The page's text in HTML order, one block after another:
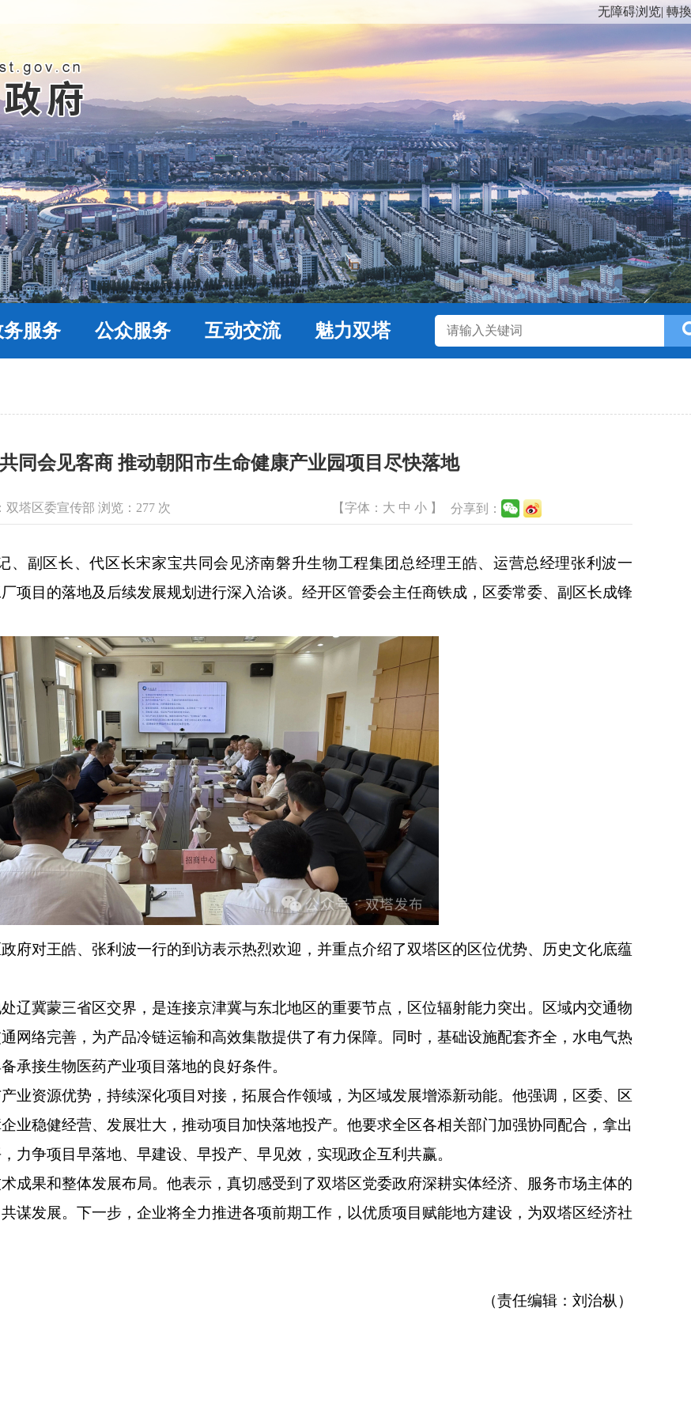
无障碍浏览| 轉
务服务 公众服务 互动交流 魅力双塔
同会见客商 推动朝阳市生命健康产业园项目尽快落地
双塔区委宣传部 浏览： 277 次 【字体： 大 中 小 】 分享到：
副区长、代区长宋家宝共同会见济南磐升生物工程集团总经理王皓、运营总经理张利波一
项目的落地及后续发展规划进行深入洽谈。经开区管委会主任商铁成，区委常委、副区长成锋
对王皓、张利波一行的到访表示热烈欢迎，并重点介绍了双塔区的区位优势、历史文化底蕴
冀蒙三省区交界，是连接京津冀与东北地区的重要节点，区位辐射能力突出。区域内交通物
网络完善，为产品冷链运输和高效集散提供了有力保障。同时，基础设施配套齐全，水电气热
承接生物医药产业项目落地的良好条件。
资源优势，持续深化项目对接，拓展合作领域，为区域发展增添新动能。他强调，区委、区
业稳健经营、发展壮大，推动项目加快落地投产。他要求全区各相关部门加强协同配合，拿出
力争项目早落地、早建设、早投产、早见效，实现政企互利共赢。
果和整体发展布局。他表示，真切感受到了双塔区党委政府深耕实体经济、服务市场主体的
谋发展。下一步，企业将全力推进各项前期工作，以优质项目赋能地方建设，为双塔区经济社
（责任编辑：刘治枞）